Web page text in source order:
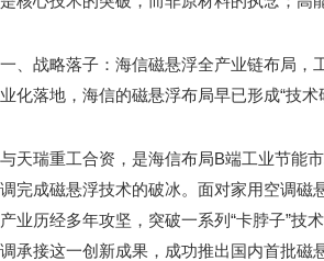
一、战略落子：海信磁悬浮全产业链布局，
业化落地，海信的磁悬浮布局早已形成“技
与天瑞重工合资，是海信布局B端工业节能
调完成磁悬浮技术的破冰。面对家用空调磁
产业历经多年攻坚，突破一系列“卡脖子”技
调承接这一创新成果，成功推出国内首批